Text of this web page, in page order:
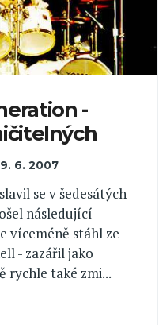
-
6. 2007
se v šedesátých
následující
víceméně stáhl ze
- zazářil jako
rychle také zmi...